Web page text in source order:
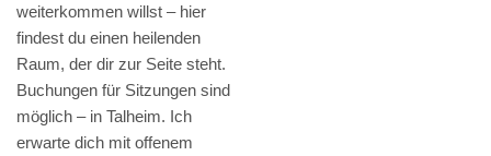
weiterkommen willst – hier
findest du einen heilenden
Raum, der dir zur Seite steht.
Buchungen für Sitzungen sind
möglich – in Talheim. Ich
erwarte dich mit offenem